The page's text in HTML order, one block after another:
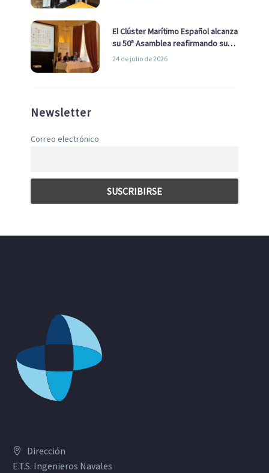
El Clúster Marítimo Español alcanza
su 50ª Asamblea reafirmando su
liderazgo en la Economía Azul
24 de julio de 2026
Newsletter
Correo electrónico
Dirección
E.T.S. Ingenieros Navales